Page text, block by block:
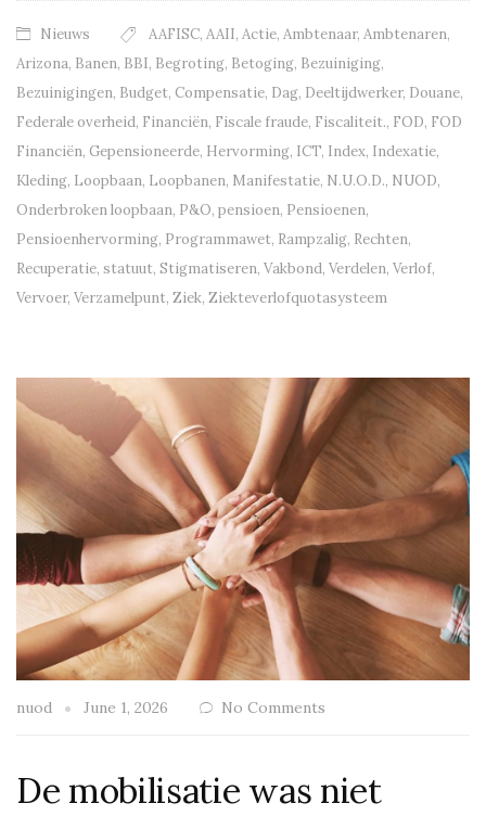
Nieuws AAFISC, AAII, Actie, Ambtenaar, Ambtenaren,
Arizona, Banen, BBI, Begroting, Betoging, Bezuiniging,
Bezuinigingen, Budget, Compensatie, Dag, Deeltijdwerker, Douane,
Federale overheid, Financiën, Fiscale fraude, Fiscaliteit., FOD, FOD
Financiën, Gepensioneerde, Hervorming, ICT, Index, Indexatie,
Kleding, Loopbaan, Loopbanen, Manifestatie, N.U.O.D., NUOD,
Onderbroken loopbaan, P&O, pensioen, Pensioenen,
Pensioenhervorming, Programmawet, Rampzalig, Rechten,
Recuperatie, statuut, Stigmatiseren, Vakbond, Verdelen, Verlof,
Vervoer, Verzamelpunt, Ziek, Ziekteverlofquotasysteem
nuod June 1, 2026 No Comments
De mobilisatie was niet